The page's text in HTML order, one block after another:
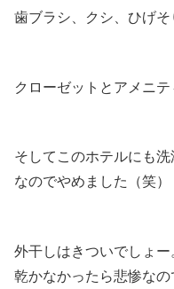
歯ブラシ、クシ、ひげそ
クローゼットとアメニテ
そしてこのホテルにも
なのでやめました（笑）
外干しはきついでしょー
乾かなかったら悲惨なの